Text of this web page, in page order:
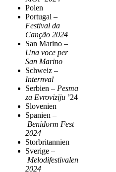
Polen
Portugal –
Festival da
Canção 2024
San Marino –
Una voce per
San Marino
Schweiz –
Internval
Serbien – Pesma
za Evroviziju ’24
Slovenien
Spanien –
Benidorm Fest
2024
Storbritannien
Sverige –
Melodifestivalen
2024